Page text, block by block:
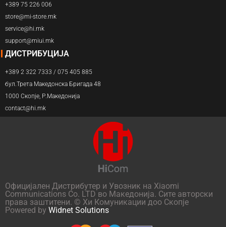
+389 75 226 006
store@mi-store.mk
service@hi.mk
support@miui.mk
ДИСТРИБУЦИЈА
+389 2 322 7333 / 075 405 885
бул.Трета Македонска Бригада 48
1000 Скопје, Р.Македонија
contact@hi.mk
Официјален Дистрибутер и Увозник на Xiaomi
Communications Co. LTD во Македонија. Сите авторски
права заштитени. © Хи Комуникации доо Скопје
Powered by Widnet Solutions